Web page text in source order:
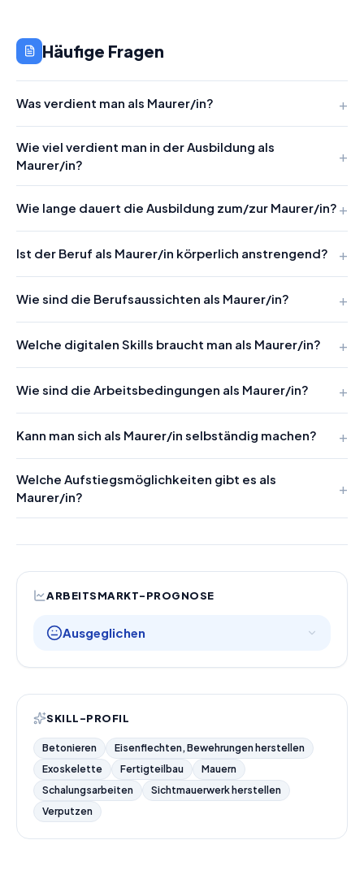
Häufige Fragen
Was verdient man als Maurer/in?
Wie viel verdient man in der Ausbildung als
Maurer/in?
Wie lange dauert die Ausbildung zum/zur Maurer/in?
Ist der Beruf als Maurer/in körperlich anstrengend?
Wie sind die Berufsaussichten als Maurer/in?
Welche digitalen Skills braucht man als Maurer/in?
Wie sind die Arbeitsbedingungen als Maurer/in?
Kann man sich als Maurer/in selbständig machen?
Welche Aufstiegsmöglichkeiten gibt es als
Maurer/in?
ARBEITSMARKT-PROGNOSE
Ausgeglichen
SKILL-PROFIL
Betonieren
Eisenflechten, Bewehrungen herstellen
Exoskelette
Fertigteilbau
Mauern
Schalungsarbeiten
Sichtmauerwerk herstellen
Verputzen